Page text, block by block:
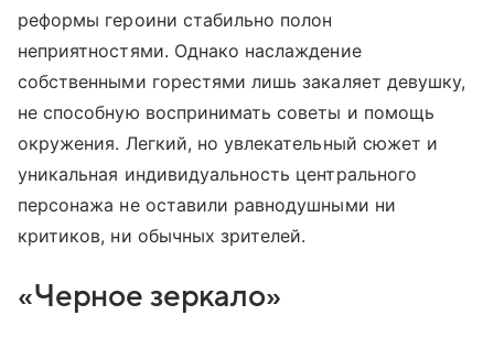
реформы героини стабильно полон
неприятностями. Однако наслаждение
собственными горестями лишь закаляет девушку,
не способную воспринимать советы и помощь
окружения. Легкий, но увлекательный сюжет и
уникальная индивидуальность центрального
персонажа не оставили равнодушными ни
критиков, ни обычных зрителей.
«Черное зеркало»